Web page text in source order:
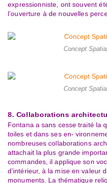
expressionniste, ont souvent
l’ouverture à de nouvelles
Concept
Concept
8. Collaborations
Fontana a sans cesse traité la
toiles et dans sesen-
nombreusescollaborations
attachait la plus grande
commandes, il applique son
d’intérieur, à la mise en valeur
monuments. La thématique